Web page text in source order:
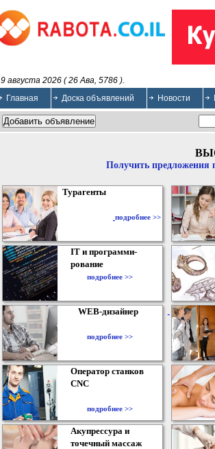
9 августа 2026 ( 26 Ава, 5786 ).
Главная
Доска объявлений Новости
Получить предложения
Турагенты
подробнее >>
IT и программи-
рование
подробнее >>
WEB-дизайнер
подробнее >>
Оператор станков
CNC
подробнее >>
Акупрессура и
точечный массаж